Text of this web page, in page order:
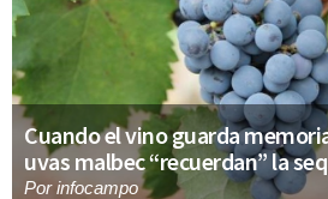
Cuando el vino guarda
uvas malbec “recuerdan” la
Porinfocampo